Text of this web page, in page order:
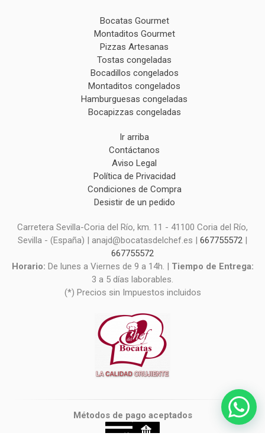
Bocatas Gourmet
Montaditos Gourmet
Pizzas Artesanas
Tostas congeladas
Bocadillos congelados
Montaditos congelados
Hamburguesas congeladas
Bocapizzas congeladas
Ir arriba
Contáctanos
Aviso Legal
Política de Privacidad
Condiciones de Compra
Desistir de un pedido
Carretera Sevilla-Coria del Río, km. 11 - 41100 Coria del Río,
Sevilla - (España) | anajd@bocatasdelchef.es | 667755572 |
667755572
Horario: De lunes a Viernes de 9 a 14h. | Tiempo de Entrega:
3 a 5 días laborables.
(*) Precios sin Impuestos incluidos
Métodos de pago aceptados